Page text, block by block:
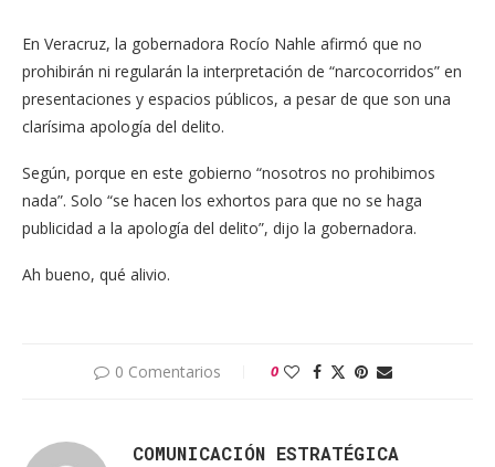
En Veracruz, la gobernadora Rocío Nahle afirmó que no
prohibirán ni regularán la interpretación de “narcocorridos” en
presentaciones y espacios públicos, a pesar de que son una
clarísima apología del delito.
Según, porque en este gobierno “nosotros no prohibimos
nada”. Solo “se hacen los exhortos para que no se haga
publicidad a la apología del delito”, dijo la gobernadora.
Ah bueno, qué alivio.
0 Comentarios 0
COMUNICACIÓN ESTRATÉGICA